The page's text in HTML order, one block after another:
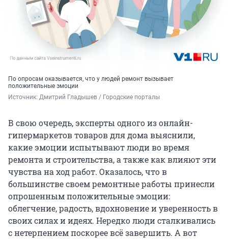
По опросам оказывается, что у людей ремонт вызывает
положительные эмоции
Источник: Дмитрий Гладышев / Городские порталы
В свою очередь, эксперты одного из онлайн-
гипермаркетов товаров для дома выяснили,
какие эмоции испытывают люди во время
ремонта и строительства, а также как влияют эти
чувства на ход работ. Оказалось, что в
большинстве своем ремонтные работы принесли
опрошенным положительные эмоции:
облегчение, радость, вдохновение и уверенность в
своих силах и идеях. Нередко люди сталкивались
с нетерпением поскорее всё завершить. А вот